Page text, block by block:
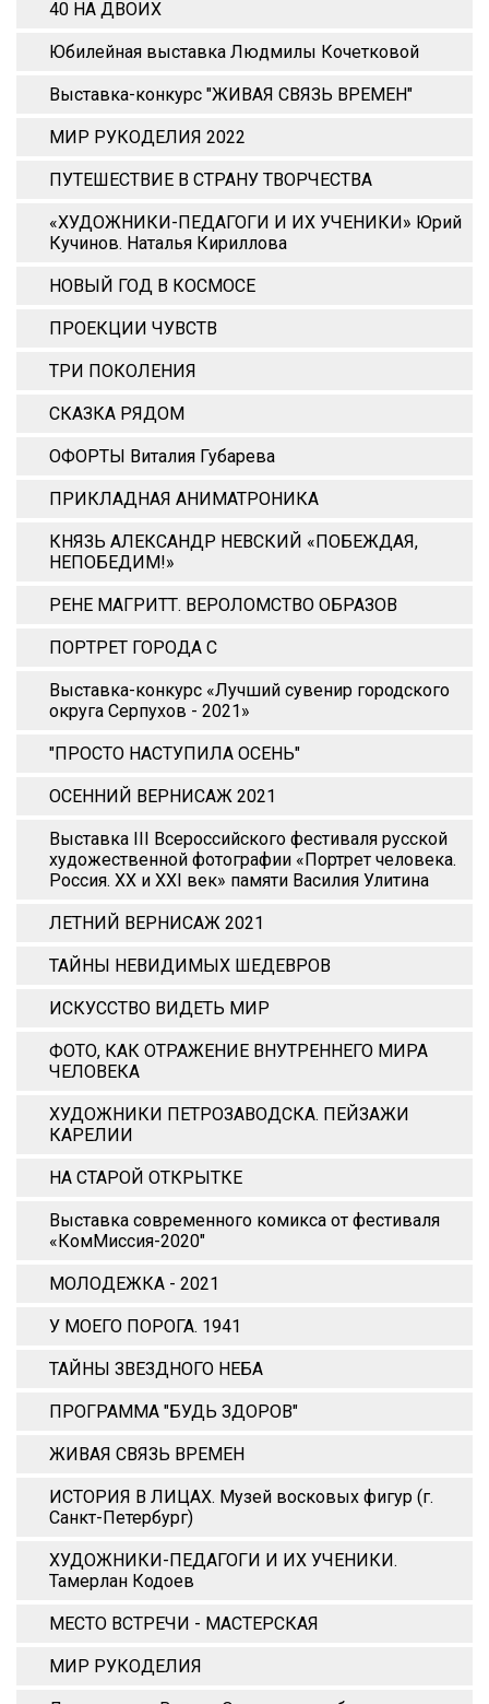
40 НА ДВОИХ
Юбилейная выставка Людмилы Кочетковой
Выставка-конкурс "ЖИВАЯ СВЯЗЬ ВРЕМЕН"
МИР РУКОДЕЛИЯ 2022
ПУТЕШЕСТВИЕ В СТРАНУ ТВОРЧЕСТВА
«ХУДОЖНИКИ-ПЕДАГОГИ И ИХ УЧЕНИКИ» Юрий
Кучинов. Наталья Кириллова
НОВЫЙ ГОД В КОСМОСЕ
ПРОЕКЦИИ ЧУВСТВ
ТРИ ПОКОЛЕНИЯ
СКАЗКА РЯДОМ
ОФОРТЫ Виталия Губарева
ПРИКЛАДНАЯ АНИМАТРОНИКА
КНЯЗЬ АЛЕКСАНДР НЕВСКИЙ «ПОБЕЖДАЯ,
НЕПОБЕДИМ!»
РЕНЕ МАГРИТТ. ВЕРОЛОМСТВО ОБРАЗОВ
ПОРТРЕТ ГОРОДА С
Выставка-конкурс «Лучший сувенир городского
округа Серпухов - 2021»
"ПРОСТО НАСТУПИЛА ОСЕНЬ"
ОСЕННИЙ ВЕРНИСАЖ 2021
Выставка III Всероссийского фестиваля русской
художественной фотографии «Портрет человека.
Россия. XX и XХI век» памяти Василия Улитина
ЛЕТНИЙ ВЕРНИСАЖ 2021
ТАЙНЫ НЕВИДИМЫХ ШЕДЕВРОВ
ИСКУССТВО ВИДЕТЬ МИР
ФОТО, КАК ОТРАЖЕНИЕ ВНУТРЕННЕГО МИРА
ЧЕЛОВЕКА
ХУДОЖНИКИ ПЕТРОЗАВОДСКА. ПЕЙЗАЖИ
КАРЕЛИИ
НА СТАРОЙ ОТКРЫТКЕ
Выставка современного комикса от фестиваля
«КомМиссия-2020"
МОЛОДЕЖКА - 2021
У МОЕГО ПОРОГА. 1941
ТАЙНЫ ЗВЕЗДНОГО НЕБА
ПРОГРАММА "БУДЬ ЗДОРОВ"
ЖИВАЯ СВЯЗЬ ВРЕМЕН
ИСТОРИЯ В ЛИЦАХ. Музей восковых фигур (г.
Санкт-Петербург)
ХУДОЖНИКИ-ПЕДАГОГИ И ИХ УЧЕНИКИ.
Тамерлан Кодоев
МЕСТО ВСТРЕЧИ - МАСТЕРСКАЯ
МИР РУКОДЕЛИЯ